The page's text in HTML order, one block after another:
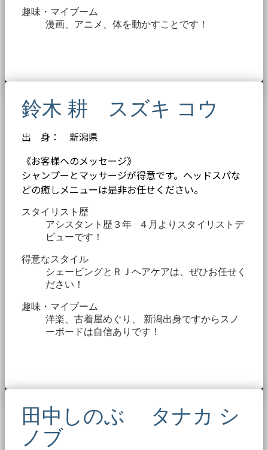
趣味・マイブーム
漫画、アニメ、体を動かすことです！
鈴木 耕 スズキ コウ
出 身： 新潟県
《お客様へのメッセージ》
シャンプーとマッサージが得意です。ヘッドスパな
どの癒しメニューは是非お任せください。
スタイリスト歴
アシスタント歴３年 ４月よりスタイリストデ
ビューです！
得意なスタイル
シェービングとＲＪヘアケアは、ぜひお任せく
ださい！
趣味・マイブーム
洋楽、古着屋めぐり、 新潟出身ですからスノ
ーボードは自信ありです！
田中しのぶ タナカ シ
ノブ